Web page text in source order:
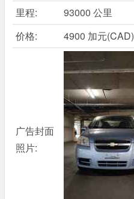
里程:
93000 公里
价格:
4900 加元(CAD)
广告封面
照片: